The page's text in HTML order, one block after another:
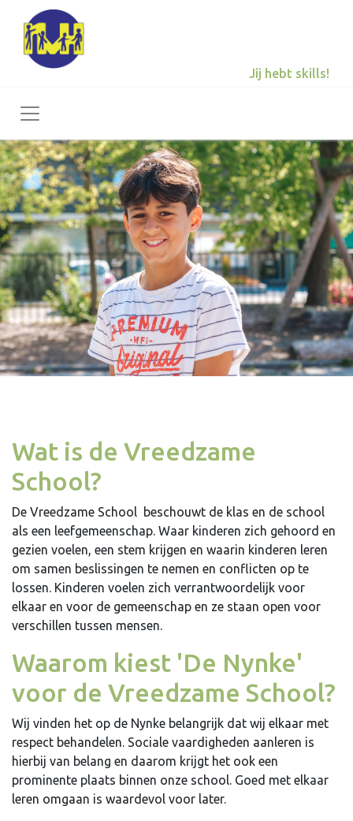
Jij hebt skills!
Toggle navigation
Wat is de Vreedzame
School?
De Vreedzame School beschouwt de klas en de school
als een leefgemeenschap. Waar kinderen zich gehoord en
gezien voelen, een stem krijgen en waarin kinderen leren
om samen beslissingen te nemen en conflicten op te
lossen. Kinderen voelen zich verrantwoordelijk voor
elkaar en voor de gemeenschap en ze staan open voor
verschillen tussen mensen.
Waarom kiest 'De Nynke'
voor de Vreedzame School?
Wij vinden het op de Nynke belangrijk dat wij elkaar met
respect behandelen. Sociale vaardigheden aanleren is
hierbij van belang en daarom krijgt het ook een
prominente plaats binnen onze school. Goed met elkaar
leren omgaan is waardevol voor later.